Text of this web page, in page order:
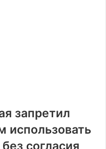
запретил
использовать
согласия